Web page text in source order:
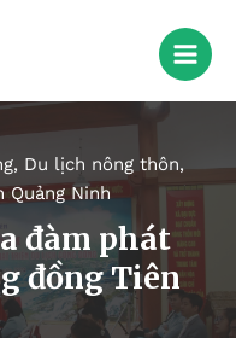
, Du lịch nông thôn,
Quảng Ninh
đàm phát
đồng Tiên